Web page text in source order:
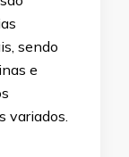
sendo
e
variados.